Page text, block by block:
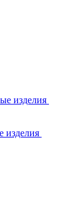
изделия
изделия